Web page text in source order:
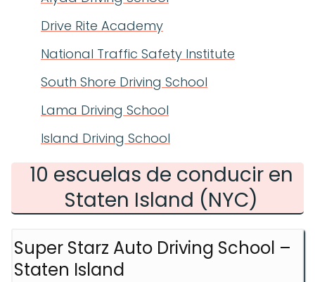
Drive Rite Academy
National Traffic Safety Institute
South Shore Driving School
Lama Driving School
Island Driving School
10 escuelas de conducir en
Staten Island (NYC)
Super Starz Auto Driving School –
Staten Island